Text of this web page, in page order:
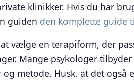
klinikker. Hvis du har
guiden den komplette guide
vælge en terapiform, der
Mange psykologer
metode. Husk, at det også